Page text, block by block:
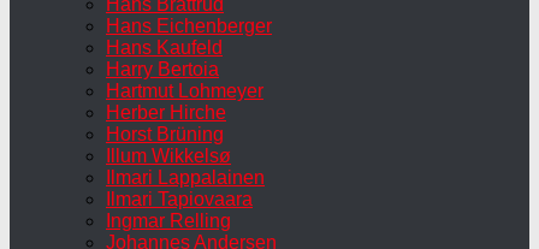
Hans Eichenberger
Hans Kaufeld
Harry Bertoia
Hartmut Lohmeyer
Herber Hirche
Horst Brüning
Illum Wikkelsø
Ilmari Lappalainen
Ilmari Tapiovaara
Ingmar Relling
Johannes Andersen